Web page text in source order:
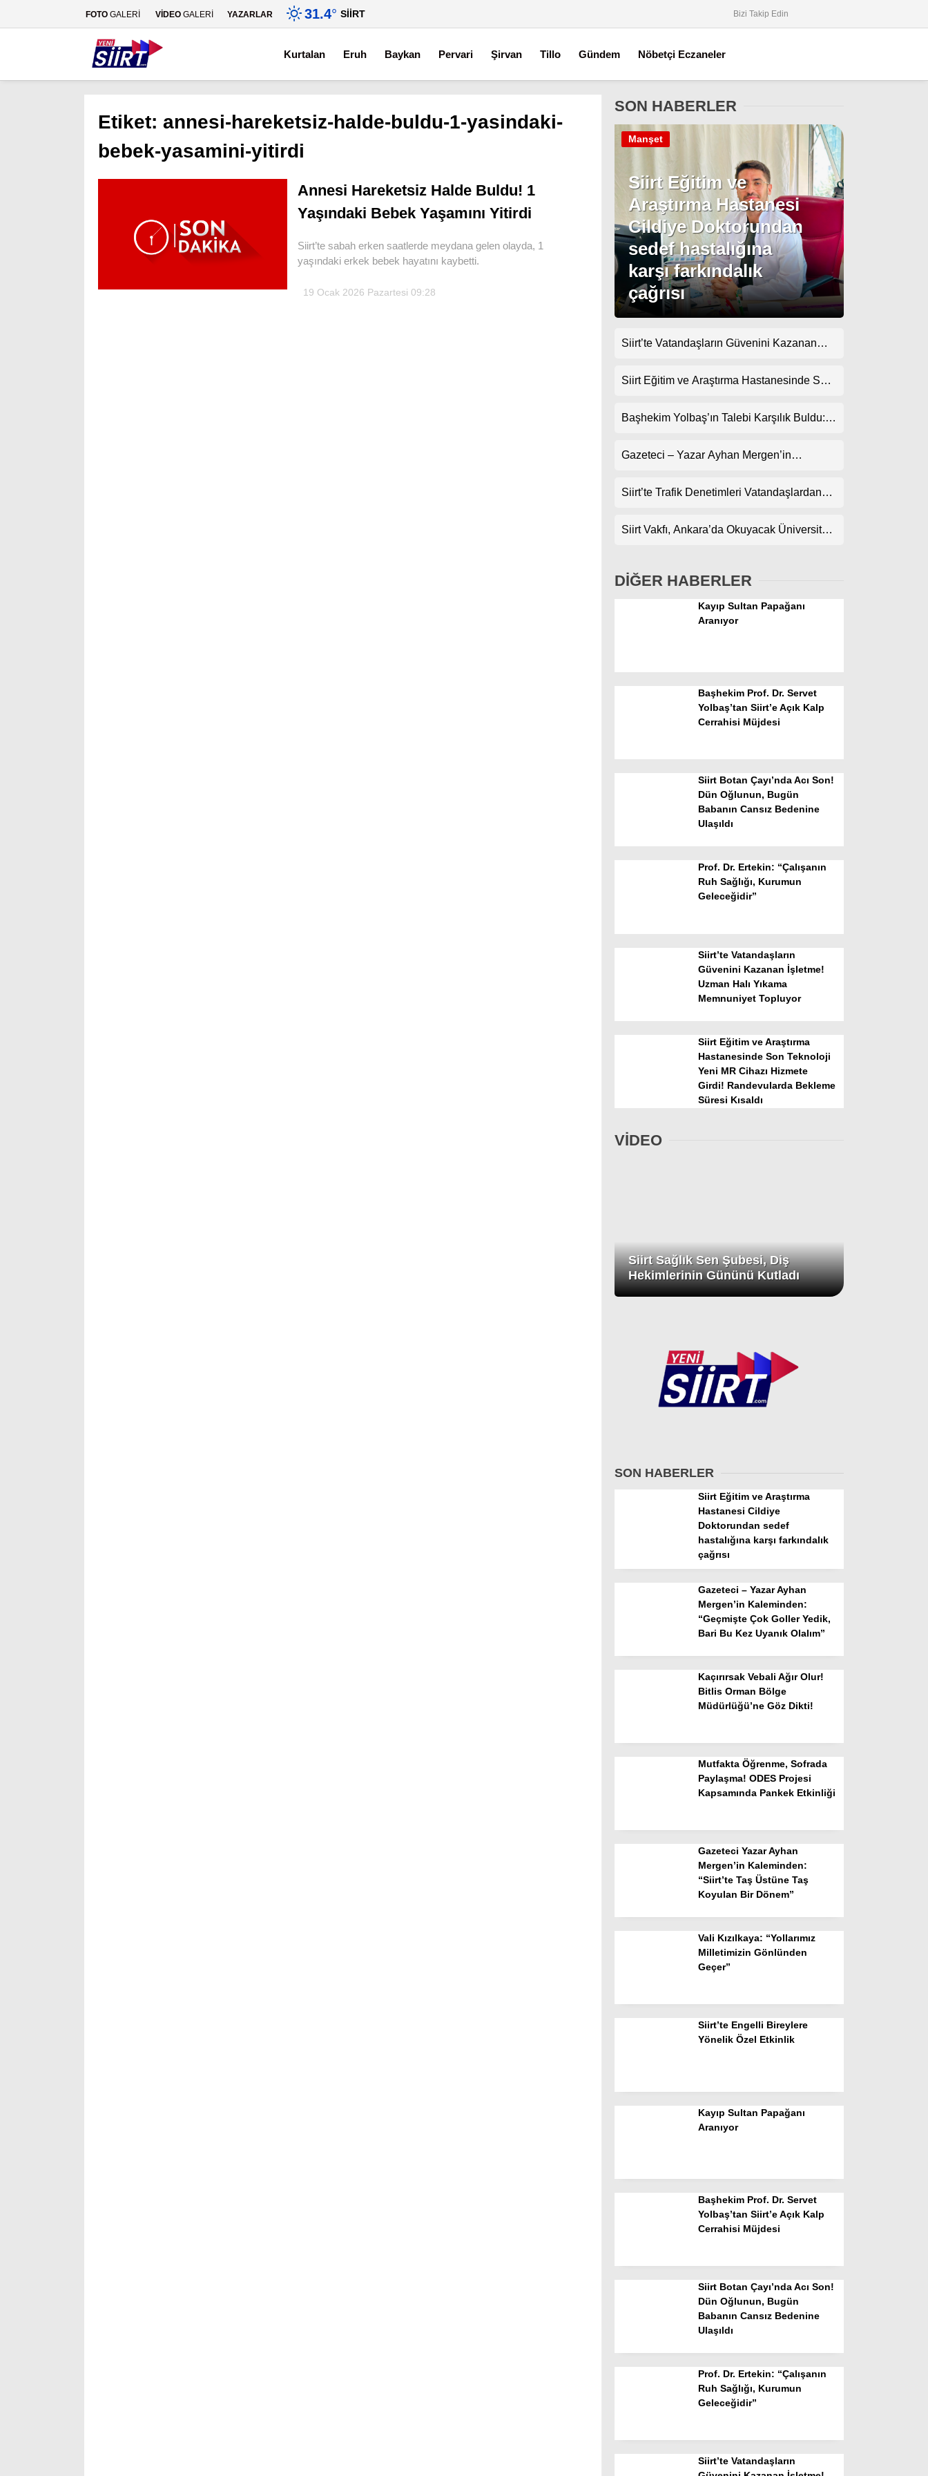
Gündem
Dünya
Spor
Facebook
FOTO GALERİ VİDEO GALERİ YAZARLAR 31.4° SIIRT Bizi Takip Edin
Kurtalan Eruh Baykan Pervari Şirvan Tillo Gündem Nöbetçi Eczaneler
Etiket: annesi-hareketsiz-halde-buldu-1-yasindaki-
bebek-yasamini-yitirdi
Annesi Hareketsiz Halde Buldu! 1
Yaşındaki Bebek Yaşamını Yitirdi
Siirt’te sabah erken saatlerde meydana gelen olayda, 1
yaşındaki erkek bebek hayatını kaybetti.
19 Ocak 2026 Pazartesi 09:28
SON HABERLER
Siirt Eğitim ve
Araştırma Hastanesi
Cildiye Doktorundan
sedef hastalığına
karşı farkındalık
çağrısı
Manşet
Siirt’te Vatandaşların Güvenini Kazanan
Topluyor
Siirt Eğitim ve Araştırma Hastanesinde Son
Randevularda Bekleme Süresi Kısaldı
Başhekim Yolbaş’ın Talebi Karşılık Buldu:
Gazeteci – Yazar Ayhan Mergen’in
Kuralları”
Siirt’te Trafik Denetimleri Vatandaşlardan
Siirt Vakfı, Ankara’da Okuyacak Üniversite
DİĞER HABERLER
Kayıp Sultan Papağanı
Aranıyor
Başhekim Prof. Dr. Servet
Yolbaş’tan Siirt’e Açık Kalp
Cerrahisi Müjdesi
Siirt Botan Çayı’nda Acı Son!
Dün Oğlunun, Bugün
Babanın Cansız Bedenine
Ulaşıldı
Prof. Dr. Ertekin: “Çalışanın
Ruh Sağlığı, Kurumun
Geleceğidir”
Siirt’te Vatandaşların
Güvenini Kazanan İşletme!
Uzman Halı Yıkama
Memnuniyet Topluyor
Siirt Eğitim ve Araştırma
Hastanesinde Son Teknoloji
Yeni MR Cihazı Hizmete
Girdi! Randevularda Bekleme
Süresi Kısaldı
VİDEO
Siirt Sağlık Sen Şubesi, Diş
Hekimlerinin Gününü Kutladı
SON HABERLER
Siirt Eğitim ve Araştırma
Hastanesi Cildiye
Doktorundan sedef
hastalığına karşı farkındalık
çağrısı
Gazeteci – Yazar Ayhan
Mergen’in Kaleminden:
“Geçmişte Çok Goller Yedik,
Bari Bu Kez Uyanık Olalım”
Kaçırırsak Vebali Ağır Olur!
Bitlis Orman Bölge
Müdürlüğü’ne Göz Dikti!
Mutfakta Öğrenme, Sofrada
Paylaşma! ODES Projesi
Kapsamında Pankek Etkinliği
Gazeteci Yazar Ayhan
Mergen’in Kaleminden:
“Siirt’te Taş Üstüne Taş
Koyulan Bir Dönem”
Vali Kızılkaya: “Yollarımız
Milletimizin Gönlünden
Geçer”
Siirt’te Engelli Bireylere
Yönelik Özel Etkinlik
Kayıp Sultan Papağanı
Aranıyor
Başhekim Prof. Dr. Servet
Yolbaş’tan Siirt’e Açık Kalp
Cerrahisi Müjdesi
Siirt Botan Çayı’nda Acı Son!
Dün Oğlunun, Bugün
Babanın Cansız Bedenine
Ulaşıldı
Prof. Dr. Ertekin: “Çalışanın
Ruh Sağlığı, Kurumun
Geleceğidir”
Siirt’te Vatandaşların